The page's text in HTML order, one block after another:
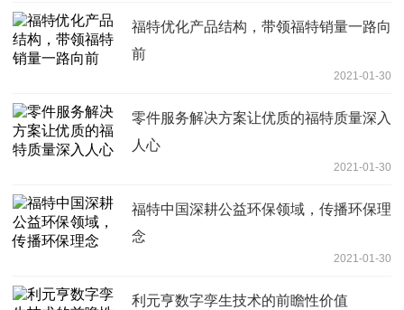
福特优化产品结构，带领福特销量一路向
前
2021-01-30
零件服务解决方案让优质的福特质量深入
人心
2021-01-30
福特中国深耕公益环保领域，传播环保理
念
2021-01-30
利元亨数字孪生技术的前瞻性价值